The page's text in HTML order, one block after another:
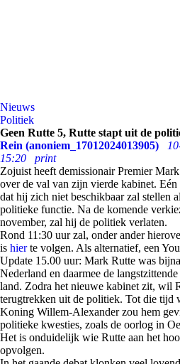
Nieuws
Politiek
Geen Rutte 5, Rutte stapt uit de
Rein (anoniem_17012024013905)
15:20
print
Zojuist heeft demissionair Premier
over de val van zijn vierde kabinet.
dat hij zich niet beschikbaar zal stellen
politieke functie. Na de komende
november, zal hij de politiek verlaten.
Rond 11:30 uur zal, onder ander
is hierte volgen. Als alternatief, een
Update 15.00 uur: Mark Rutte was
Nederland en daarmee de
land. Zodra het nieuwe kabinet zit, wil
terugtrekken uit de politiek. Tot die tijd
Koning Willem-Alexander zou hem
politieke kwesties, zoals de oorlog in
Het is onduidelijk wie Rutte aan het
opvolgen.